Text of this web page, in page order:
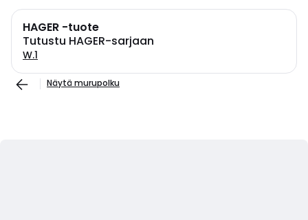
HAGER -tuote
Tutustu HAGER-sarjaan
W.1
Näytä murupolku